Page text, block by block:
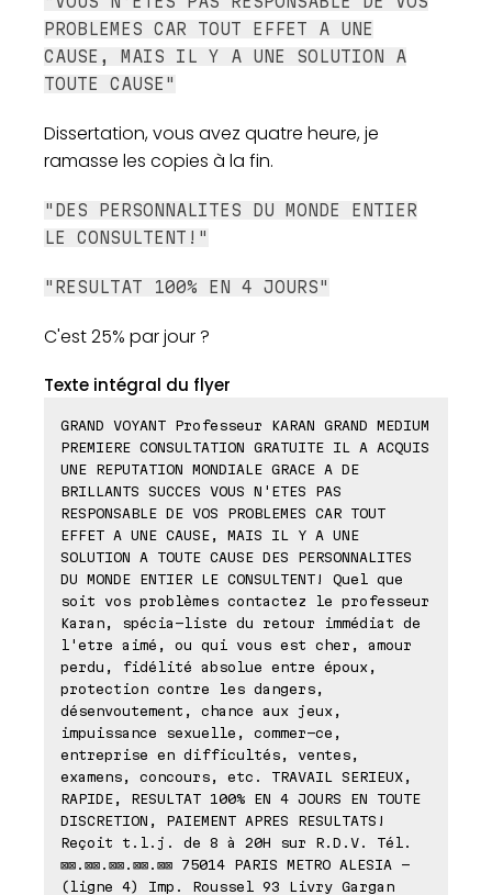
PROBLEMES CAR TOUT EFFET A UNE
CAUSE, MAIS IL Y A UNE SOLUTION A
TOUTE CAUSE"
Dissertation, vous avez quatre heure, je
ramasse les copies à la fin.
"DES PERSONNALITES DU MONDE ENTIER
LE CONSULTENT!"
"RESULTAT 100% EN 4 JOURS"
C'est 25% par jour ?
Texte intégral du flyer
GRAND VOYANT Professeur KARAN GRAND MEDIUM
PREMIERE CONSULTATION GRATUITE IL A ACQUIS
UNE REPUTATION MONDIALE GRACE A DE
BRILLANTS SUCCES VOUS N'ETES PAS
RESPONSABLE DE VOS PROBLEMES CAR TOUT
EFFET A UNE CAUSE, MAIS IL Y A UNE
SOLUTION A TOUTE CAUSE DES PERSONNALITES
DU MONDE ENTIER LE CONSULTENT! Quel que
soit vos problèmes contactez le professeur
Karan, spécia-liste du retour immédiat de
l'etre aimé, ou qui vous est cher, amour
perdu, fidélité absolue entre époux,
protection contre les dangers,
désenvoutement, chance aux jeux,
impuissance sexuelle, commer-ce,
entreprise en difficultés, ventes,
examens, concours, etc. TRAVAIL SERIEUX,
RAPIDE, RESULTAT 100% EN 4 JOURS EN TOUTE
DISCRETION, PAIEMENT APRES RESULTATS!
Reçoit t.l.j. de 8 à 20H sur R.D.V. Tél.
⊠⊠.⊠⊠.⊠⊠.⊠⊠.⊠⊠ 75014 PARIS METRO ALESIA -
(ligne 4) Imp. Roussel 93 Livry Gargan